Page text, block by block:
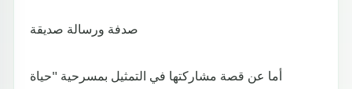
صدفة ورسالة صديقة
أما عن قصة مشاركتها في التمثيل بمسرحية "حياة